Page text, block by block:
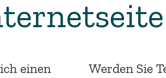
einen
Werden Sie